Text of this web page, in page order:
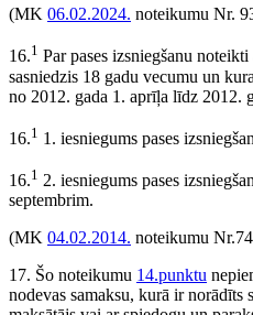
(MK 06.02.2024. noteikumu Nr.
16.1 Par pases izsniegšanu
sasniedzis 18 gadu vecumu un
no 2012. gada 1. aprīļa līdz 2012.
16.1 1. iesniegums pases
16.1 2. iesniegums pases
septembrim.
(MK 04.02.2014. noteikumu
17. Šo noteikumu 14.punktu
nodevas samaksu, kurā ir norādīts